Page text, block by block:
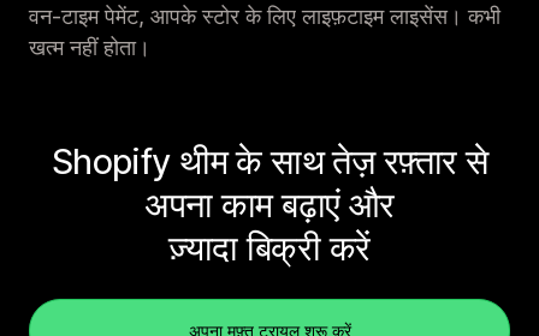
वन-टाइम पेमेंट, आपके स्टोर के लिए लाइफ़टाइम लाइसेंस। कभी
खत्म नहीं होता।
Shopify थीम के साथ तेज़ रफ़्तार से
अपना काम बढ़ाएं और
ज़्यादा बिक्री करें
अपना मुफ़्त ट्रायल शुरू करें